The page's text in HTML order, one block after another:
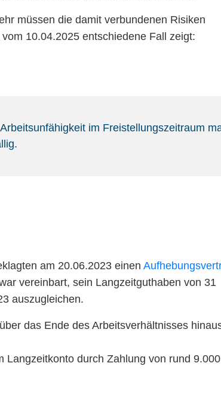
müssen die damit verbundenen Risiken
10.04.2025 entschiedene Fall zeigt:
im Freistellungszeitraum
am 20.06.2023 einen
vereinbart, sein Langzeitguthaben von 31
auszugleichen.
das Ende des Arbeitsverhältnisses
Langzeitkonto durch Zahlung von rund